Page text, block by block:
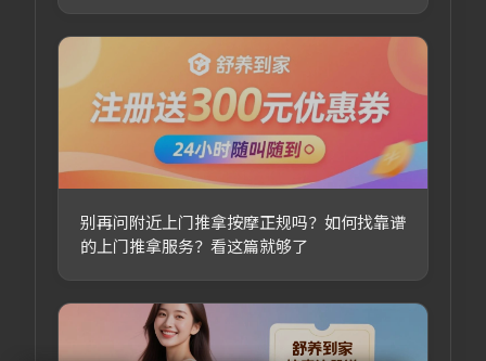
别再问附近上门推拿按摩正规吗？如何找靠谱
的上门推拿服务？看这篇就够了